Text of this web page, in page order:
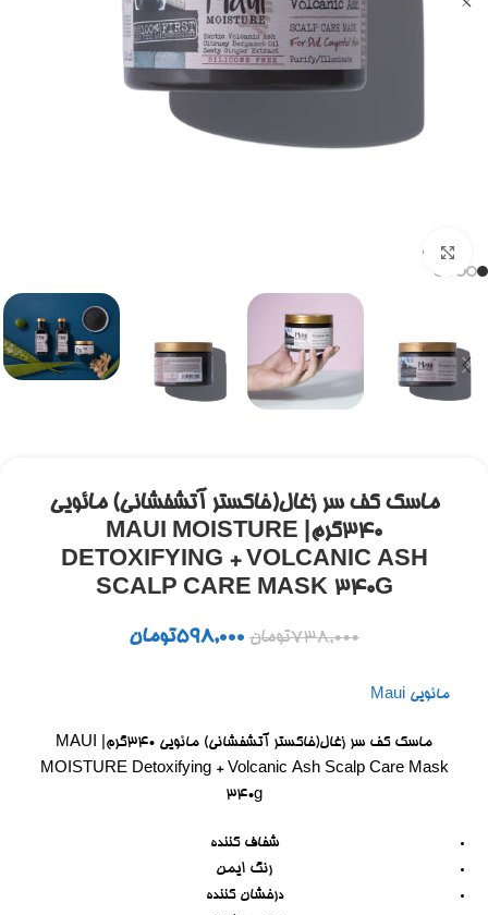
برای بزرگنمایی کلیک کنید
ماسک کف سر زغال(خاکستر آتشفشانی) مائویی
340گرم| MAUI MOISTURE
DETOXIFYING + VOLCANIC ASH
SCALP CARE MASK 340G
738,000تومان 598,000تومان
مائویی Maui
ماسک کف سر زغال(خاکستر آتشفشانی) مائویی 340گرم| MAUI
MOISTURE Detoxifying + Volcanic Ash Scalp Care Mask
340g
شفاف کننده
رنگ ایمن
درخشان کننده